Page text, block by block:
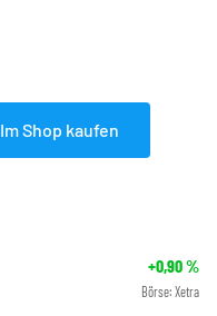
Im Shop kaufen
+0,90%
Börse: Xetra